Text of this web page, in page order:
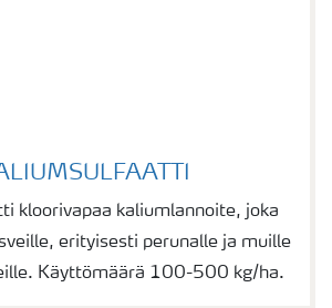
kloorivapaa kaliumlannoite, joka
erityisesti perunalle ja muille
Käyttömäärä 100-500 kg/ha.